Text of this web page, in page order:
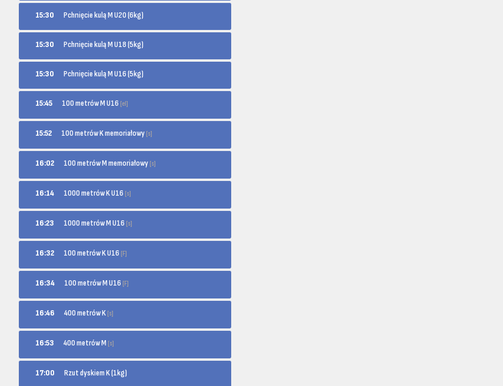
15:30 Pchnięcie kulą M U20 (6kg)
15:30 Pchnięcie kulą M U18 (5kg)
15:30 Pchnięcie kulą M U16 (5kg)
15:45 100 metrów M U16 [el]
15:52 100 metrów K memoriałowy [s]
16:02 100 metrów M memoriałowy [s]
16:14 1000 metrów K U16 [s]
16:23 1000 metrów M U16 [s]
16:32 100 metrów K U16 [F]
16:34 100 metrów M U16 [F]
16:46 400 metrów K [s]
16:53 400 metrów M [s]
17:00 Rzut dyskiem K (1kg)